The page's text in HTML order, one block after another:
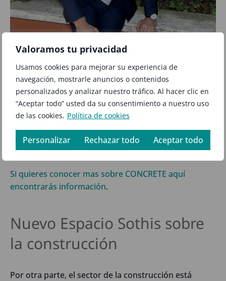
Valoramos tu privacidad
Usamos cookies para mejorar su experiencia de
navegación, mostrarle anuncios o contenidos
personalizados y analizar nuestro tráfico. Al hacer clic en
“Aceptar todo” usted da su consentimiento a nuestro uso
de las cookies. Política de cookies
Personalizar Rechazar todo Aceptar todo
En definitiva, CONCRETE es el mas potente sistema de
gestión global basado en SAP que actualmente
provee a las empresas del sector construcción de la
cobertura y apoyo necesario apara ser mas rentables
los acontecimientos e imprevistos, manteniendo en
todo momento el control del negocio.
Si quieres conocer mas sobre CONCRETE aquí
encontrarás información.
Nuevo Espacio Sothis sobre
la construcción
Por otra parte, el sector de la construcción está